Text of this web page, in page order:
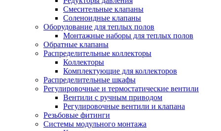
Смесительные клапаны
Соленоидные клапаны
Оборудование для теплых полов
Монтажные наборы для теплых полов
Обратные клапаны
Распределительные коллекторы
Коллекторы
Комплектующие для коллекторов
Распределительные шкафы
Регулировочные и термостатические вентили
Вентили с ручным приводом
Регулировочные вентили и клапана
Резьбовые фитинги
Системы модульного монтажа